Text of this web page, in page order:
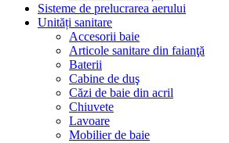
Sisteme de prelucrarea aerului
Unități sanitare
Accesorii baie
Articole sanitare din faianţă
Baterii
Cabine de duş
Căzi de baie din acril
Chiuvete
Lavoare
Mobilier de baie